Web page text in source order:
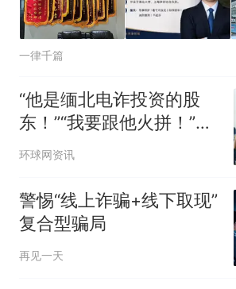
一律千篇
“他是缅北电诈投资的股
东！”“我要跟他火拼！”三
亚警方：抓
环球网资讯
警惕“线上诈骗+线下取现”
复合型骗局
再见一天